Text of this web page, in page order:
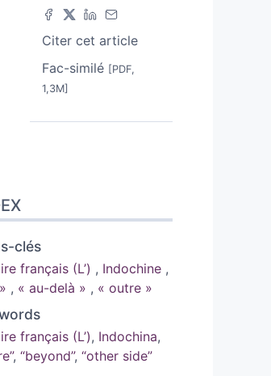
Citer cet article
Fac-similé [PDF,
1,3M]
clés
français (L’) , Indochine ,
, « au-delà » , « outre »
français (L’), Indochina,
,“beyond”,“other side”